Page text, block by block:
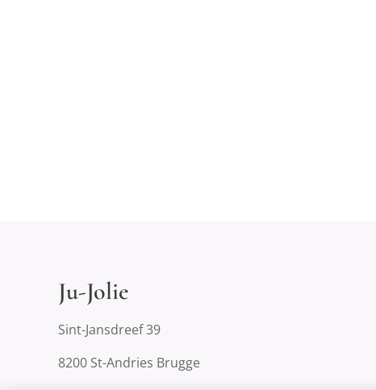
Ju-Jolie
Sint-Jansdreef 39
8200 St-Andries Brugge